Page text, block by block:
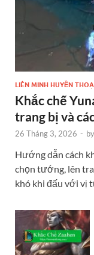
LIÊN MINH HUYỀN
Khắc chế
trang bị và
26 Tháng 3, 2026 - by
Hướng dẫn cách
chọn tướng, lên
khó khi đấu với vị